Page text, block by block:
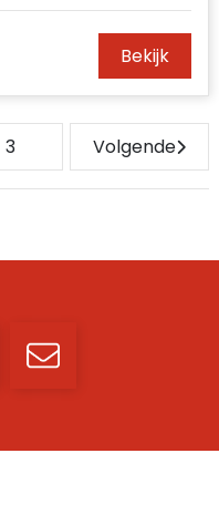
Bekijk
3 Volgende